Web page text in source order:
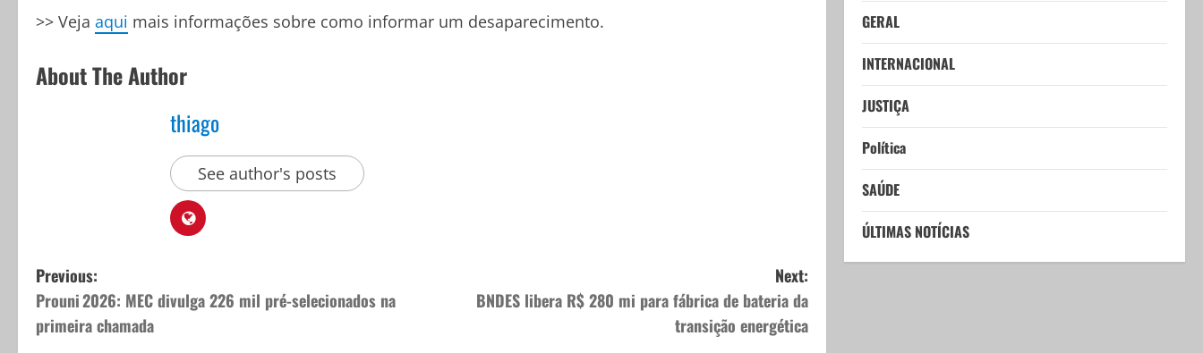
>> Veja aqui mais informações sobre como informar um desaparecimento.
About The Author
thiago
See author's posts
P
o
Previous:
Prouni 2026: MEC divulga 226 mil pré-selecionados na
primeira chamada
Next:
BNDES libera R$ 280 mi para fábrica de bateria da
transição energética
GERAL
INTERNACIONAL
JUSTIÇA
Política
SAÚDE
ÚLTIMAS NOTÍCIAS